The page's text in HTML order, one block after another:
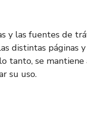
y las fuentes de
distintas páginas
tanto, se
su uso.